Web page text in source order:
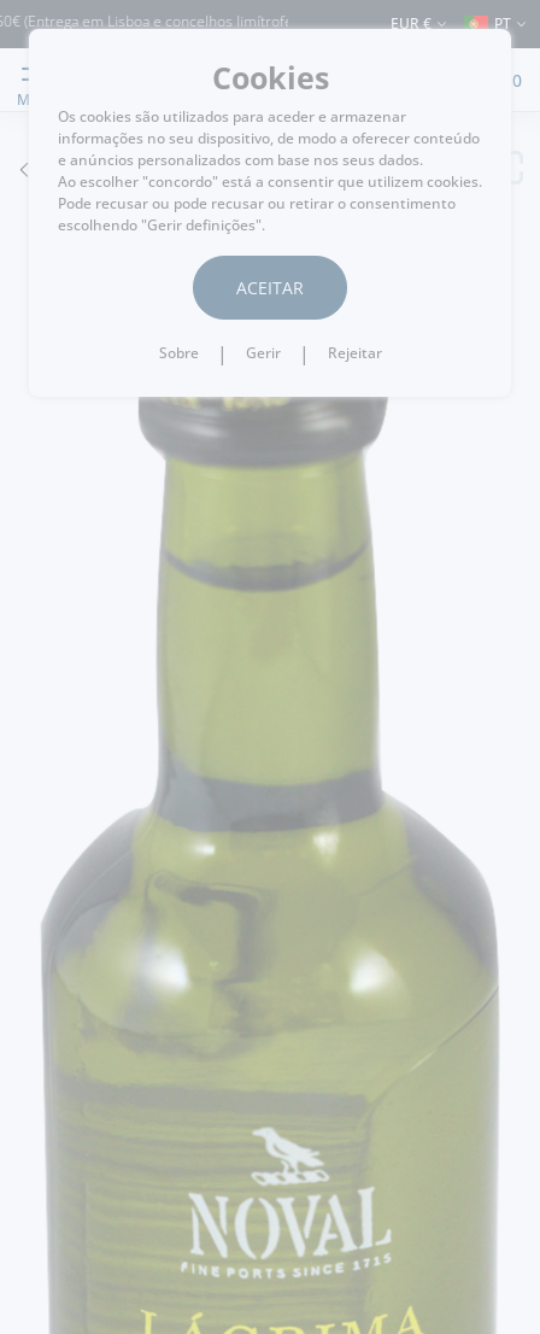
em Lisboa e concelhos limítrofes) ⚠️ Envios para Portugal e para o resto
EUR € PT
MENU
0
VOLTAR
Cookies
Os cookies são utilizados para aceder e armazenar
informações no seu dispositivo, de modo a oferecer conteúdo
e anúncios personalizados com base nos seus dados.
Ao escolher "concordo" está a consentir que utilizem cookies.
Pode recusar ou pode recusar ou retirar o consentimento
escolhendo "Gerir definições".
ACEITAR
Sobre | Gerir | Rejeitar